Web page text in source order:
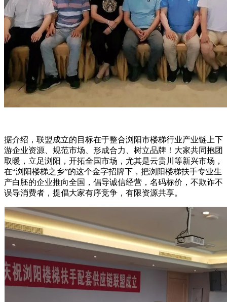
据介绍，联盟成立的目标在于整合浏阳市楼梯行业产业链上下
游企业资源、规范市场、形成合力、树立品牌！大家共同抱团
取暖，立足浏阳，开拓全国市场，尤其是云贵川等新兴市场，
在“浏阳楼梯之乡”的这个金字招牌下，把浏阳楼梯扶手专业生
产白胚的企业推向全国，倡导诚信经营，名码标价，不欺诈不
误导消费者，提倡大家有序竞争，有限资源共享。